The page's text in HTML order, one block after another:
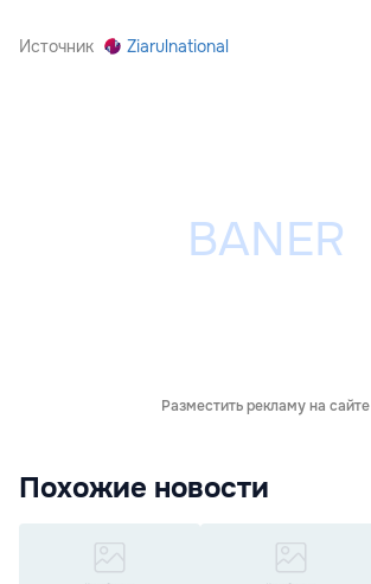
Источник Ziarulnational
Разместить рекламу на сайте
Похожие новости